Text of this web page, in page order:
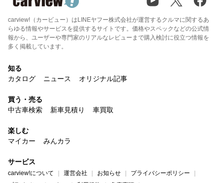
carview!（カービュー）はLINEヤフー株式会社が運営するクルマに関するあ
らゆる情報やサービスを提供するサイトです。価格やスペックなどの公式情
報から、ユーザーや専門家のリアルなレビューまで購入検討に役立つ情報を
多く掲載しています。
知る
カタログ
ニュース オリジナル記事
買う・売る
中古車検索
新車見積り 車買取
楽しむ
マイカー
みんカラ
サービス
carview!について 運営会社 お知らせ
プライバシーポリシー